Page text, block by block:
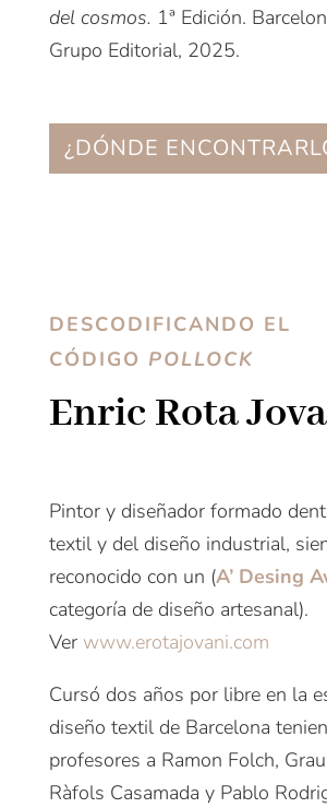
del cosmos. 1ª Edición.
Grupo Editorial, 2025.
¿DÓNDE
DESCODIFICANDO EL
CÓDIGO POLLOCK
Enric Rota
Pintor y diseñador formado
textil y del diseño industrial,
reconocido con un (A’ Desing
categoría de diseño artesanal).
Ver www.erotajovani.com
Cursó dos años por libre en la
diseño textil de Barcelona
profesores a Ramon Folch,
Ràfols Casamada y Pablo